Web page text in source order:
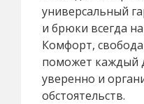
универсальный
и брюки всегда
Комфорт,
поможет каждый
уверенно и
обстоятельств.